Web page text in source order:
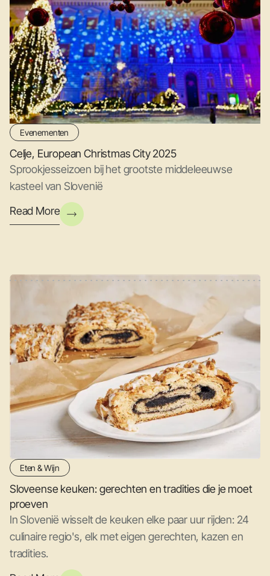
Evenementen
Celje, European Christmas City 2025
Sprookjesseizoen bij het grootste middeleeuwse
kasteel van Slovenië
Read More
Eten & Wijn
Sloveense keuken: gerechten en tradities die je moet
proeven
In Slovenië wisselt de keuken elke paar uur rijden: 24
culinaire regio's, elk met eigen gerechten, kazen en
tradities.